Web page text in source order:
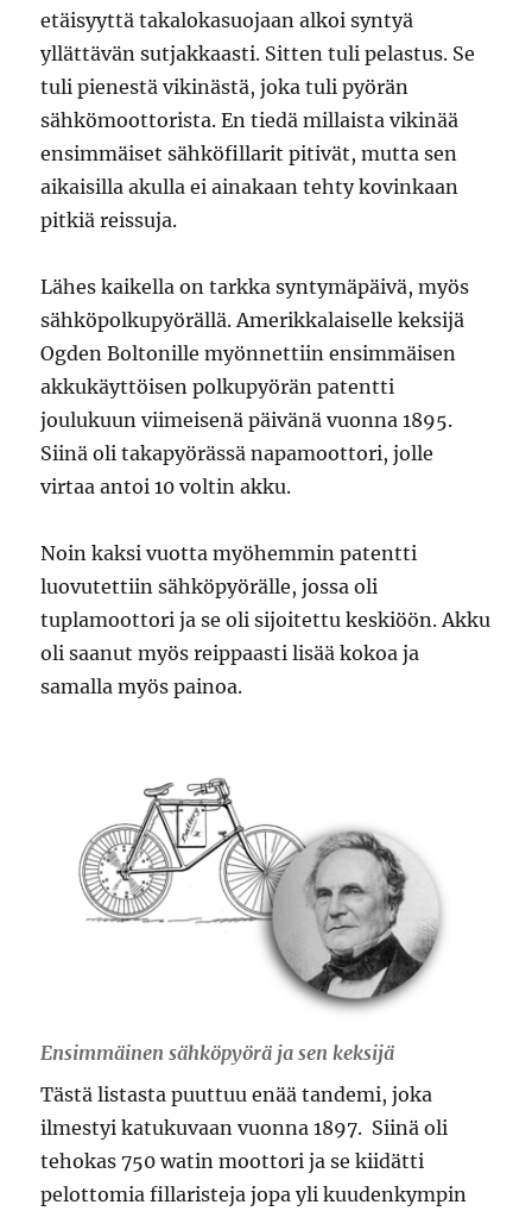
etäisyyttä takalokasuojaan alkoi syntyä
yllättävän sutjakkaasti. Sitten tuli pelastus. Se
tuli pienestä vikinästä, joka tuli pyörän
sähkömoottorista. En tiedä millaista vikinää
ensimmäiset sähköfillarit pitivät, mutta sen
aikaisilla akulla ei ainakaan tehty kovinkaan
pitkiä reissuja.
Lähes kaikella on tarkka syntymäpäivä, myös
sähköpolkupyörällä. Amerikkalaiselle keksijä
Ogden Boltonille myönnettiin ensimmäisen
akkukäyttöisen polkupyörän patentti
joulukuun viimeisenä päivänä vuonna 1895.
Siinä oli takapyörässä napamoottori, jolle
virtaa antoi 10 voltin akku.
Noin kaksi vuotta myöhemmin patentti
luovutettiin sähköpyörälle, jossa oli
tuplamoottori ja se oli sijoitettu keskiöön. Akku
oli saanut myös reippaasti lisää kokoa ja
samalla myös painoa.
Ensimmäinen sähköpyörä ja sen keksijä
Tästä listasta puuttuu enää tandemi, joka
ilmestyi katukuvaan vuonna 1897. Siinä oli
tehokas 750 watin moottori ja se kiidätti
pelottomia fillaristeja jopa yli kuudenkympin